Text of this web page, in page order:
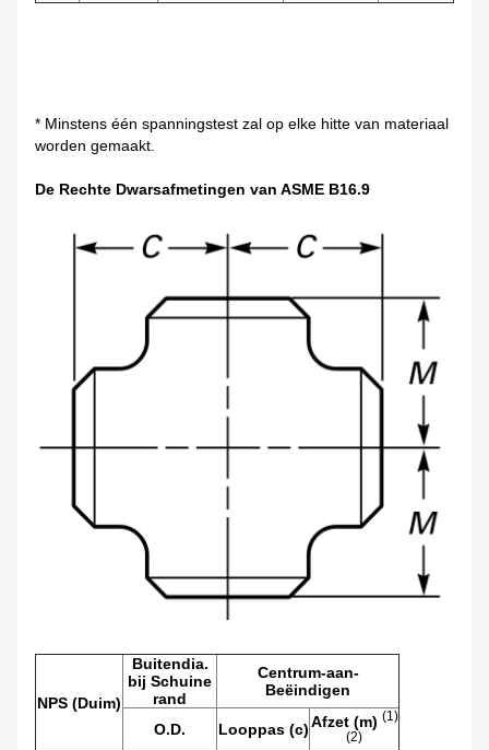
* Minstens één spanningstest zal op elke hitte van materiaal
worden gemaakt.
De Rechte Dwarsafmetingen van ASME B16.9
NPS (Duim)
Buitendia.
bij Schuine
rand
Centrum-aan-
Beëindigen
O.D. Looppas (c)Afzet (m) (1)
(2)